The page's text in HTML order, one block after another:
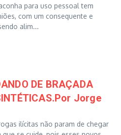
para uso pessoal tem
com um consequente e
alim...
DE BRAÇADA
Jorge
ilícitas não param de chegar